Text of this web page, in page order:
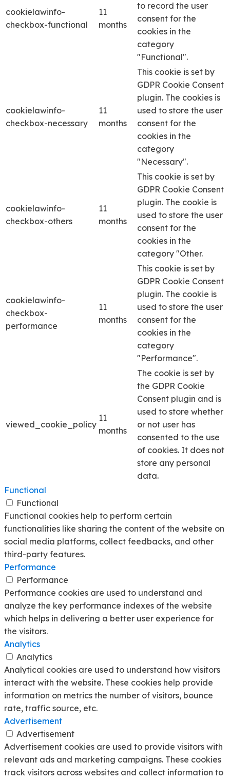
cookielawinfo-
checkbox-functional
11
months
to record the user
consent for the
cookies in the
category
"Functional".
cookielawinfo-
checkbox-necessary
11
months
This cookie is set by
GDPR Cookie Consent
plugin. The cookies is
used to store the user
consent for the
cookies in the
category
"Necessary".
cookielawinfo-
checkbox-others
11
months
This cookie is set by
GDPR Cookie Consent
plugin. The cookie is
used to store the user
consent for the
cookies in the
category "Other.
cookielawinfo-
checkbox-
performance
11
months
This cookie is set by
GDPR Cookie Consent
plugin. The cookie is
used to store the user
consent for the
cookies in the
category
"Performance".
viewed_cookie_policy
11
months
The cookie is set by
the GDPR Cookie
Consent plugin and is
used to store whether
or not user has
consented to the use
of cookies. It does not
store any personal
data.
Functional
Functional
Functional cookies help to perform certain
functionalities like sharing the content of the website on
social media platforms, collect feedbacks, and other
third-party features.
Performance
Performance
Performance cookies are used to understand and
analyze the key performance indexes of the website
which helps in delivering a better user experience for
the visitors.
Analytics
Analytics
Analytical cookies are used to understand how visitors
interact with the website. These cookies help provide
information on metrics the number of visitors, bounce
rate, traffic source, etc.
Advertisement
Advertisement
Advertisement cookies are used to provide visitors with
relevant ads and marketing campaigns. These cookies
track visitors across websites and collect information to